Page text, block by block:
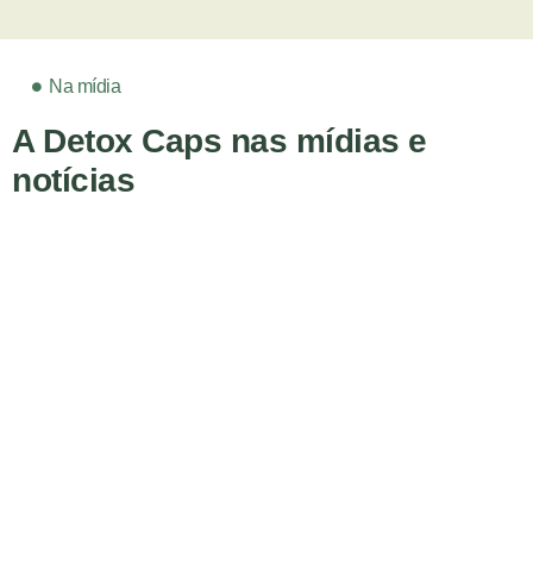
Na mídia
A Detox Caps nas mídias e
notícias